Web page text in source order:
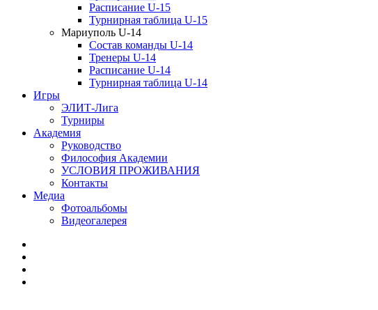
Расписание U-15
Турнирная таблица U-15
Мариуполь U-14
Состав команды U-14
Тренеры U-14
Расписание U-14
Турнирная таблица U-14
Игры
ЭЛИТ-Лига
Турниры
Академия
Руководство
Философия Академии
УСЛОВИЯ ПРОЖИВАНИЯ
Контакты
Медиа
Фотоальбомы
Видеогалерея